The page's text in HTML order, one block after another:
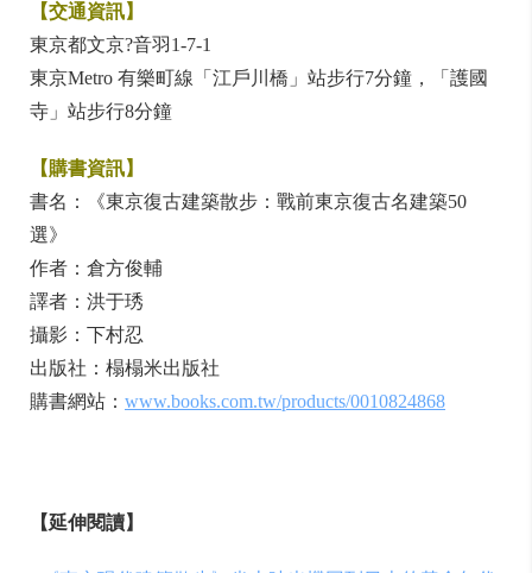
【交通資訊】
東京都文京?音羽1-7-1
東京Metro 有樂町線「江戶川橋」站步行7分鐘，「護國
寺」站步行8分鐘
【購書資訊】
書名：《東京復古建築散步：戰前東京復古名建築50
選》
作者：倉方俊輔
譯者：洪于琇
攝影：下村忍
出版社：榻榻米出版社
購書網站： www.books.com.tw/products/0010824868
【延伸閱讀】